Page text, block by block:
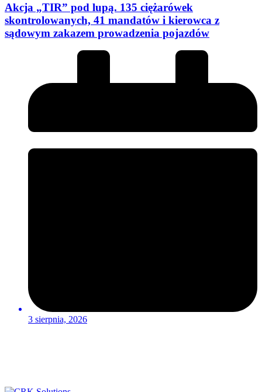
Akcja „TIR” pod lupą. 135 ciężarówek
skontrolowanych, 41 mandatów i kierowca z
sądowym zakazem prowadzenia pojazdów
3 sierpnia, 2026